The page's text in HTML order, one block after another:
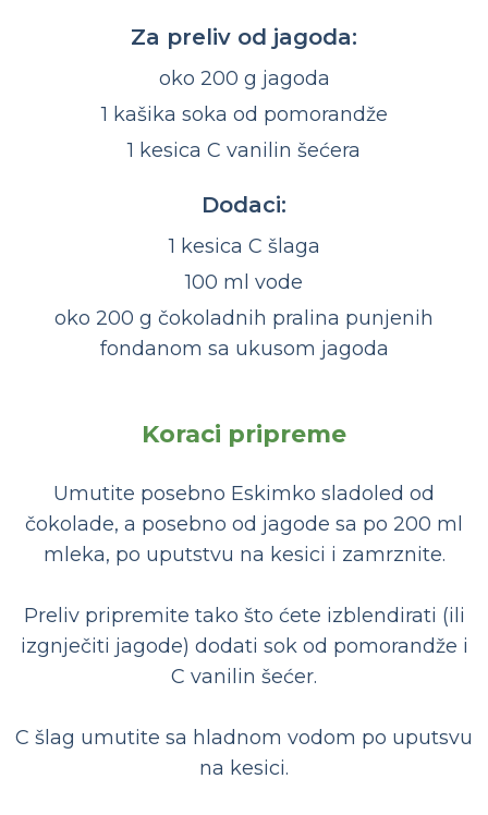
Za preliv od jagoda:
oko 200 g jagoda
1 kašika soka od pomorandže
1 kesica C vanilin šećera
Dodaci:
1 kesica C šlaga
100 ml vode
oko 200 g čokoladnih pralina punjenih
fondanom sa ukusom jagoda
Koraci pripreme
Umutite posebno Eskimko sladoled od
čokolade, a posebno od jagode sa po 200 ml
mleka, po uputstvu na kesici i zamrznite.
Preliv pripremite tako što ćete izblendirati (ili
izgnječiti jagode) dodati sok od pomorandže i
C vanilin šećer.
C šlag umutite sa hladnom vodom po uputsvu
na kesici.